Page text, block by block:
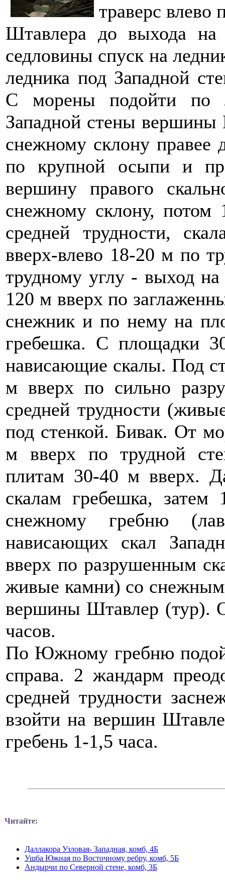
траверс
Штавлера до выхода
седловины спуск на
ледника под Западной
С морены подойти по
Западной стены
снежному склону правее
по крупной осыпи и
вершину правого
снежному склону,
средней трудности,
вверх-влево 18-20 м по
трудному углу - выход
120 м вверх по
снежник и по нему на
гребешка. С площадки
нависающие скалы. Под
м вверх по сильно
средней трудности
под стенкой. Бивак. От
м вверх по трудной
плитам 30-40 м вверх.
скалам гребешка,
снежному гребню
нависающих скал
вверх по разрушенным
живые камни) со
вершины Штавлер (тур).
часов.
По Южному гребню
справа. 2 жандарм
средней трудности
взойти на вершин
гребень 1-1,5 часа.
Читайте:
Даллакора Узловая- Западная, комб, 4Б
Ушба Южная по Восточному ребру, комб, 5Б
Андырчи по Северной стене, комб, 3Б